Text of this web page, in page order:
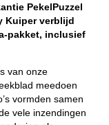
PekelPuzzel
Kuiper verblijd
pakket, inclusief
van onze
meedoen
vormden samen
vele inzendingen